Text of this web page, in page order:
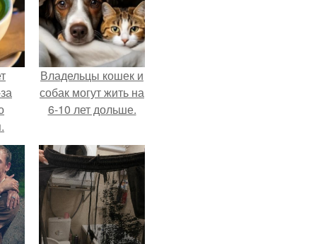
Владельцы кошек и
собак могут жить на
6-10 лет дольше.